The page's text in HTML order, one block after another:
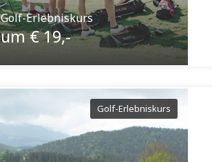
Golf-Erlebniskurs
um € 19,-
Golf-Erlebniskurs